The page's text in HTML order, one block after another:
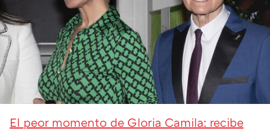
El peor momento de Gloria Camila: recibe